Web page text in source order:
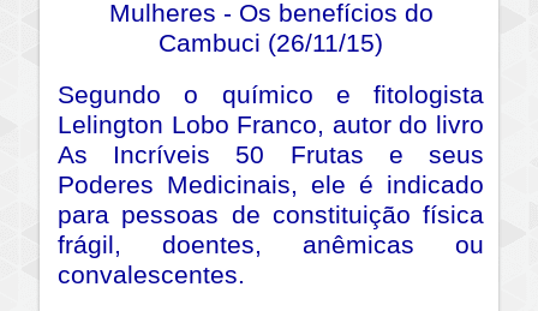
Mulheres - Os benefícios do
Cambuci (26/11/15)
Segundo o químico e fitologista
Lelington Lobo Franco, autor do livro
As Incríveis 50 Frutas e seus
Poderes Medicinais, ele é indicado
para pessoas de constituição física
frágil, doentes, anêmicas ou
convalescentes.